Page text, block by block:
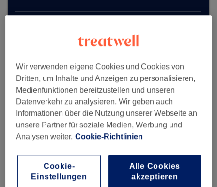
Wir verwenden eigene Cookies und Cookies von
Dritten, um Inhalte und Anzeigen zu personalisieren,
Medienfunktionen bereitzustellen und unseren
Datenverkehr zu analysieren. Wir geben auch
Informationen über die Nutzung unserer Webseite an
unsere Partner für soziale Medien, Werbung und
Analysen weiter. Cookie-Richtlinien
Cookie-
Einstellungen
Alle Cookies
akzeptieren